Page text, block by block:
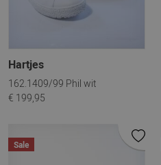
Hartjes
162.1409/99 Phil wit
€ 199,95
Sale